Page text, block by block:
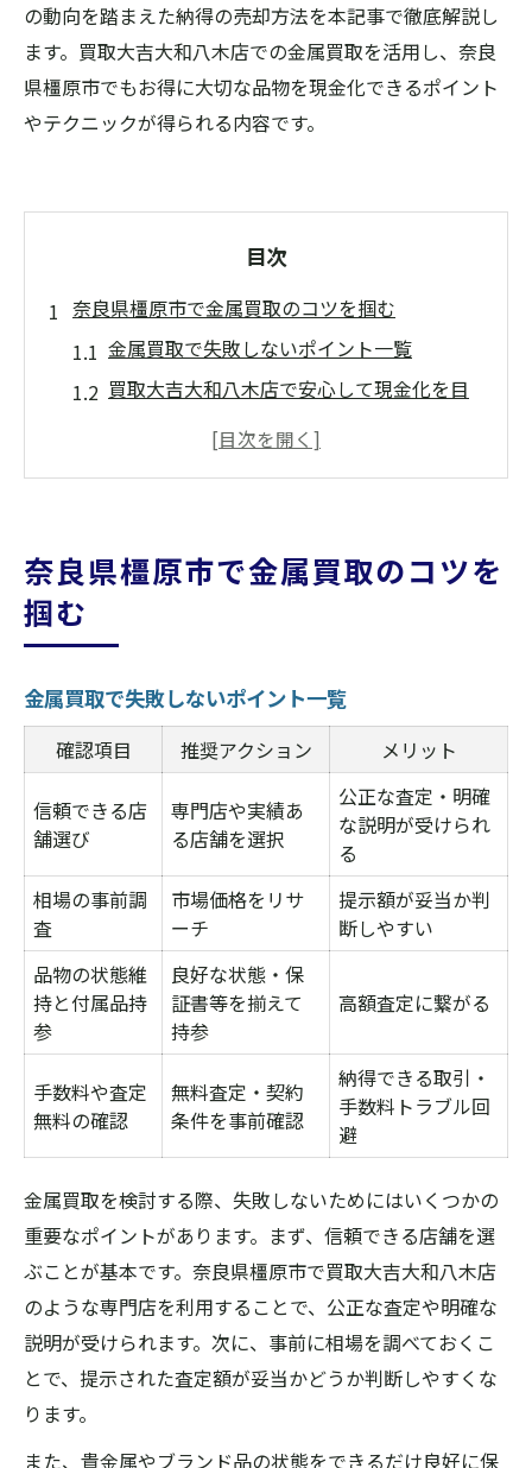
の動向を踏まえた納得の売却方法を本記事で徹底解説し
ます。買取大吉大和八木店での金属買取を活用し、奈良
県橿原市でもお得に大切な品物を現金化できるポイント
やテクニックが得られる内容です。
目次
奈良県橿原市で金属買取のコツを掴む
金属買取で失敗しないポイント一覧
買取大吉大和八木店で安心して現金化を目
買取大吉大和八木店の安心査定とは
安心できる査定サービスの特徴とは
初めての方も納得できる査定対応
他店と比べた査定の安心感の理由
不要な貴金属はどう売るのが正解か
不要な貴金属の現金化手順一覧
買取大吉大和八木店での売却フロー解説
状態別に見る金属売却のコツ
スムーズな現金化を目指すための準備
貴金属の価値を知るためのポイント
現金化を目指すなら無料査定が鍵となる
無料査定と有料査定の違いを比較
買取大吉大和八木店の無料サービス徹底紹
介
現金化を早めるための査定活用術
無料査定を上手に利用するコツ
査定前後で気をつけたいポイント
高く売るための交渉術と相場理解法
金属買取の相場変動と価格比較表
奈良県橿原市で金属買取のコツを
掴む
金属買取で失敗しないポイント一覧
確認項目 推奨アクション メリット
信頼できる店
舗選び
専門店や実績あ
る店舗を選択
公正な査定・明確
な説明が受けられ
る
相場の事前調
査
市場価格をリサ
ーチ
提示額が妥当か判
断しやすい
品物の状態維
持と付属品持
参
良好な状態・保
証書等を揃えて
持参
高額査定に繋がる
手数料や査定
無料の確認
無料査定・契約
条件を事前確認
納得できる取引・
手数料トラブル回
避
金属買取を検討する際、失敗しないためにはいくつかの
重要なポイントがあります。まず、信頼できる店舗を選
ぶことが基本です。奈良県橿原市で買取大吉大和八木店
のような専門店を利用することで、公正な査定や明確な
説明が受けられます。次に、事前に相場を調べておくこ
とで、提示された査定額が妥当かどうか判断しやすくな
ります。
また、貴金属やブランド品の状態をできるだけ良好に保